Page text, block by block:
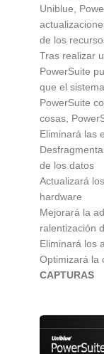
Uniblue,
de los
Tras realizar
PowerSuite
que el
PowerSuite
cosas,
Eliminará las
de los datos
Actualizará
hardware
Mejorará la
ralentización
Eliminará los
Optimizará la
CAPTURAS